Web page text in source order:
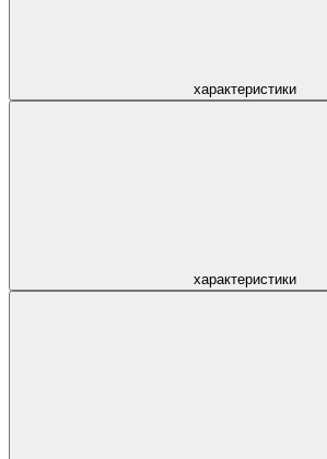
характеристики
характеристики